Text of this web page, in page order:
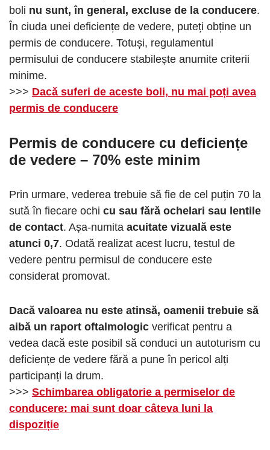
boli nu sunt, în general, excluse de la conducere.
În ciuda unei deficiențe de vedere, puteți obține un
permis de conducere. Totuși, regulamentul
permisului de conducere stabilește anumite criterii
minime.
>>> Dacă suferi de aceste boli, nu mai poți avea
permis de conducere
Permis de conducere cu deficiențe
de vedere – 70% este minim
Prin urmare, vederea trebuie să fie de cel puțin 70 la
sută în fiecare ochi cu sau fără ochelari sau lentile
de contact. Așa-numita acuitate vizuală este
atunci 0,7. Odată realizat acest lucru, testul de
vedere pentru permisul de conducere este
considerat promovat.
Dacă valoarea nu este atinsă, oamenii trebuie să
aibă un raport oftalmologic verificat pentru a
vedea dacă este posibil să conduci un autoturism cu
deficiențe de vedere fără a pune în pericol alți
participanți la drum.
>>> Schimbarea obligatorie a permiselor de
conducere: mai sunt doar câteva luni la
dispoziție